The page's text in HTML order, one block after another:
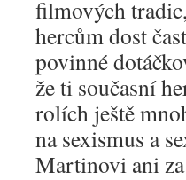
filmových
hercům dost
povinné
že ti současní
rolích ještě
na sexismus a
Martinovi ani